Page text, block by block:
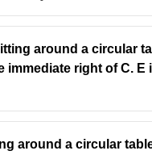
around a circular
immediate right of C.
around a circular